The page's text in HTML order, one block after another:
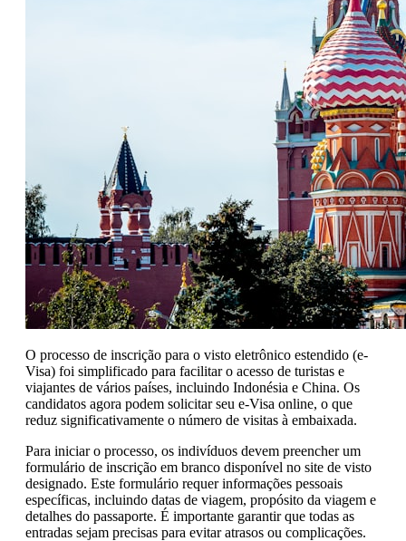
O processo de inscrição para o visto eletrônico estendido (e-
Visa) foi simplificado para facilitar o acesso de turistas e
viajantes de vários países, incluindo Indonésia e China. Os
candidatos agora podem solicitar seu e-Visa online, o que
reduz significativamente o número de visitas à embaixada.
Para iniciar o processo, os indivíduos devem preencher um
formulário de inscrição em branco disponível no site de visto
designado. Este formulário requer informações pessoais
específicas, incluindo datas de viagem, propósito da viagem e
detalhes do passaporte. É importante garantir que todas as
entradas sejam precisas para evitar atrasos ou complicações.